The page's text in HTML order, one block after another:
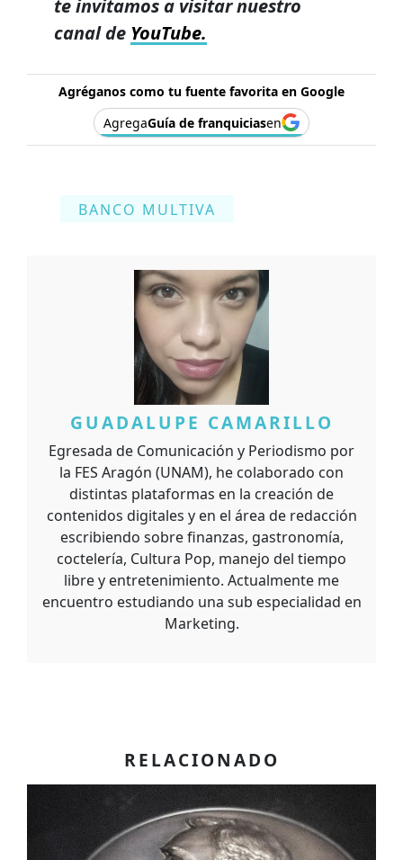
te invitamos a visitar nuestro
canal de YouTube.
Agréganos como tu fuente favorita en Google
AgregaGuía de franquiciasen
BANCO MULTIVA
GUADALUPE CAMARILLO
Egresada de Comunicación y Periodismo por
la FES Aragón (UNAM), he colaborado con
distintas plataformas en la creación de
contenidos digitales y en el área de redacción
escribiendo sobre finanzas, gastronomía,
coctelería, Cultura Pop, manejo del tiempo
libre y entretenimiento. Actualmente me
encuentro estudiando una sub especialidad en
Marketing.
RELACIONADO